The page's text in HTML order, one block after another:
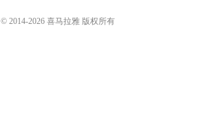
© 2014-2026 喜马拉雅 版权所有